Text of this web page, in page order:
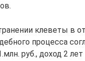
клеветы в
процесса
руб., доход 2